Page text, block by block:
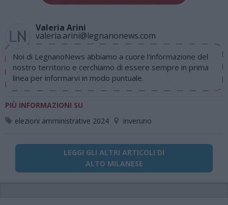
Valeria Arini
valeria.arini@legnanonews.com
Noi di LegnanoNews abbiamo a cuore l'informazione del
nostro territorio e cerchiamo di essere sempre in prima
linea per informarvi in modo puntuale.
PIÙ INFORMAZIONI SU
elezioni amministrative 2024
inveruno
LEGGI GLI ALTRI ARTICOLI DI
ALTO MILANESE